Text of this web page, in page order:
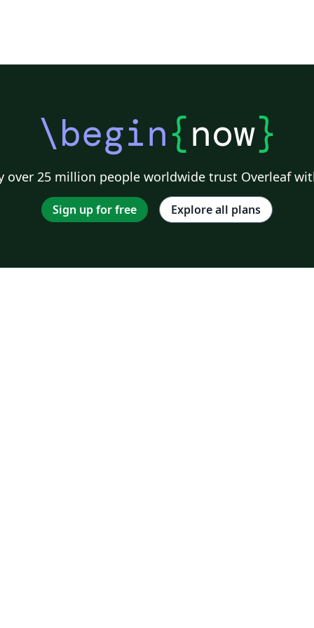
\begin{now}
over 25 million people worldwide trust Overleaf
Sign up for free Explore all plans